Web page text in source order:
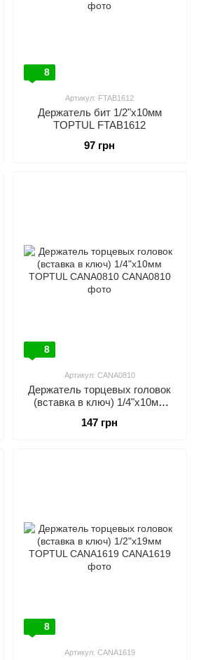
8
Артикул: FTAB1612
Держатель бит 1/2"х10мм
TOPTUL FTAB1612
97 грн
8
Артикул: CANA0810
Держатель торцевых головок
(вставка в ключ) 1/4"х10мм
147 грн
8
Артикул: CANA1619